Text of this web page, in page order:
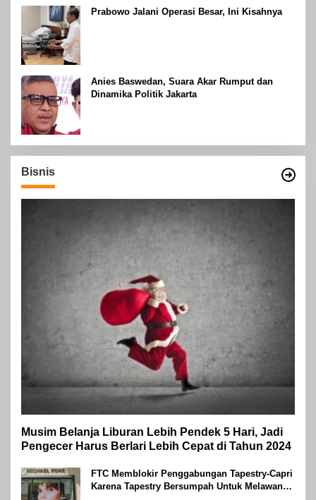
Prabowo Jalani Operasi Besar, Ini Kisahnya
Anies Baswedan, Suara Akar Rumput dan
Dinamika Politik Jakarta
Bisnis
Musim Belanja Liburan Lebih Pendek 5 Hari, Jadi
Pengecer Harus Berlari Lebih Cepat di Tahun 2024
FTC Memblokir Penggabungan Tapestry-Capri
Karena Tapestry Bersumpah Untuk Melawan